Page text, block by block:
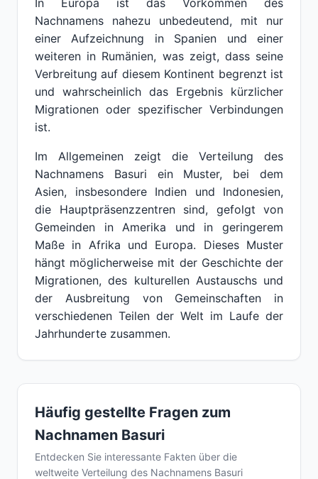
In Europa ist das Vorkommen des
Nachnamens nahezu unbedeutend, mit nur
einer Aufzeichnung in Spanien und einer
weiteren in Rumänien, was zeigt, dass seine
Verbreitung auf diesem Kontinent begrenzt ist
und wahrscheinlich das Ergebnis kürzlicher
Migrationen oder spezifischer Verbindungen
ist.
Im Allgemeinen zeigt die Verteilung des
Nachnamens Basuri ein Muster, bei dem
Asien, insbesondere Indien und Indonesien,
die Hauptpräsenzzentren sind, gefolgt von
Gemeinden in Amerika und in geringerem
Maße in Afrika und Europa. Dieses Muster
hängt möglicherweise mit der Geschichte der
Migrationen, des kulturellen Austauschs und
der Ausbreitung von Gemeinschaften in
verschiedenen Teilen der Welt im Laufe der
Jahrhunderte zusammen.
Häufig gestellte Fragen zum
Nachnamen Basuri
Entdecken Sie interessante Fakten über die
weltweite Verteilung des Nachnamens Basuri